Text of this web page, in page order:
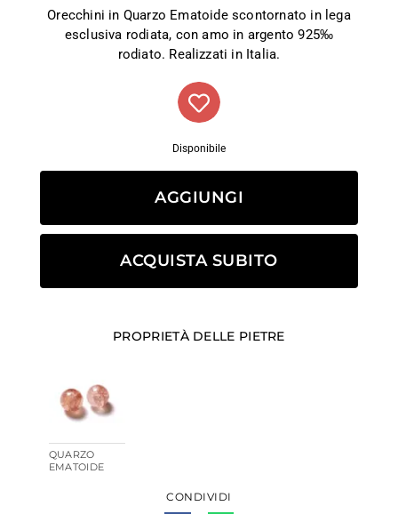
Orecchini in Quarzo Ematoide scontornato in lega
esclusiva rodiata, con amo in argento 925‰
rodiato. Realizzati in Italia.
Disponibile
AGGIUNGI
ACQUISTA SUBITO
PROPRIETÀ DELLE PIETRE
QUARZO
EMATOIDE
CONDIVIDI